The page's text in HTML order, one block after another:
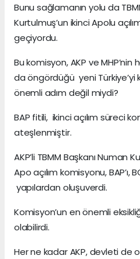
Bunu sağlamanın yolu da
Kurtulmuş’un ikinci Apolu
geçiyordu.
Bu komisyon, AKP ve MHP’nin
da öngördüğü yeni Türkiye’yi
önemli adım değil miydi?
BAP fitili, ikinci açılım süreci
ateşlenmiştir.
AKP’li TBMM Başkanı Numan
Apo açılım komisyonu, BAP’ı,
yapılardan oluşuverdi.
Komisyon’un en önemli
olabilirdi.
Her ne kadar AKP, devleti de